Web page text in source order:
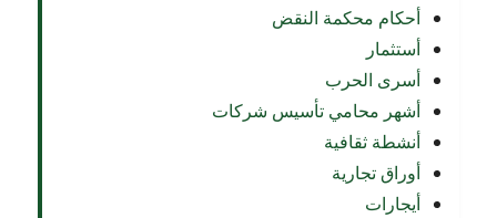
أحكام محكمة النقض
أستثمار
أسرى الحرب
أشهر محامي تأسيس شركات
أنشطة ثقافية
أوراق تجارية
أيجارات